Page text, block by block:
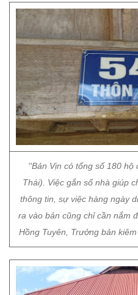
''Bản Vịn có tổng số 180
Thái). Việc gắn số nhà giúp
thông tin, sự việc hàng ngày
ra vào bản cũng chỉ cần nắm
Hồng Tuyên, Trưởng bản